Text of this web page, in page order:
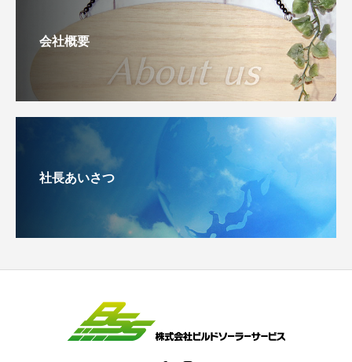
会社概要
社長あいさつ